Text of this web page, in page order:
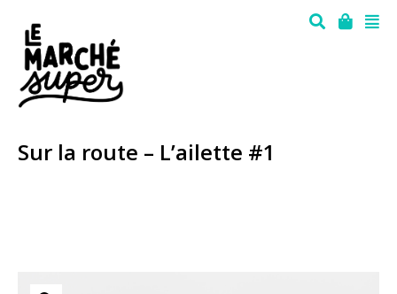
Sur la route – L’ailette #1